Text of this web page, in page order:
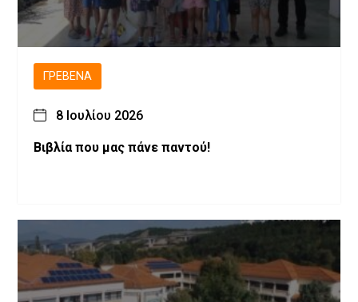
ΓΡΕΒΕΝΆ
8 Ιουλίου 2026
Βιβλία που μας πάνε παντού!